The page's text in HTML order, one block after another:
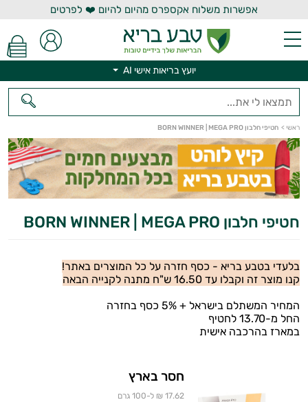
אפשרות משלוח אקספרס מהיום להיום ❤️ לפרטים
יועץ בריאות אישי AI
ראשי > חטיפי חלבון BORN WINNER | MEGA PRO
חטיפי חלבון BORN WINNER | MEGA PRO
בלעדי בטבע בריא - כסף חזרה על כל המוצרים באתר!
קנו מוצר זה וקבלו עד 16.50 ש"ח מתנה לקנייה הבאה
המחיר המשתלם בישראל + 5% כסף בחזרה
החל מ-13.70 לחטיף
במארז בהרכבה אישית
חסר בארץ
17.62 ₪ ל-100 גרם
יועץ בריאות אישי AI